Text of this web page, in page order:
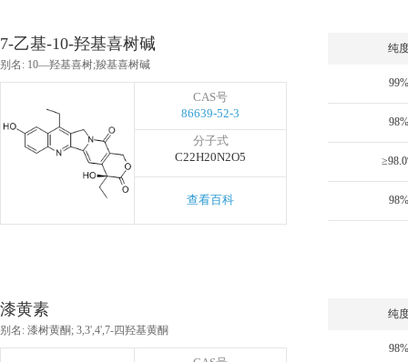
7-乙基-10-羟基喜树碱
别名: 10—羟基喜树;羧基喜树碱
CAS号
86639-52-3
分子式
C22H20N2O5
查看百科
纯
99%
98%
98%
漆黄素
别名: 漆树黄酮; 3,3',4',7-四羟基黄酮
纯
98%